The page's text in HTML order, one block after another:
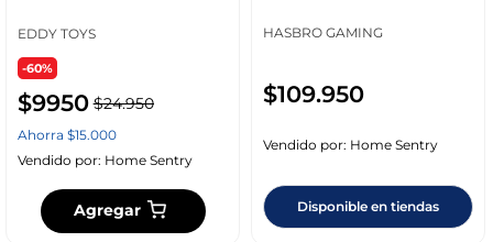
EDDY TOYS
-60%
$9950 $24.950
Ahorra $15.000
Vendido por: Home Sentry
Agregar
HASBRO GAMING
$109.950
Vendido por: Home Sentry
Disponible en tiendas